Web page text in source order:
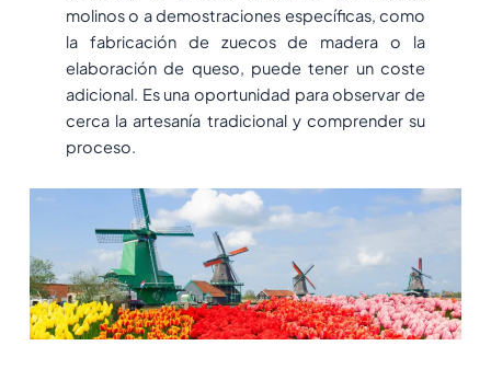
molinos o a demostraciones específicas, como
la fabricación de zuecos de madera o la
elaboración de queso, puede tener un coste
adicional. Es una oportunidad para observar de
cerca la artesanía tradicional y comprender su
proceso.